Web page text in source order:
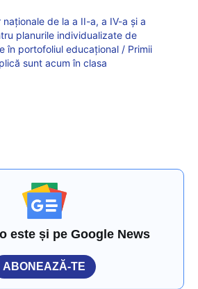
de la a II-a, a IV-a și a
planurile individualizate de
în portofoliul educațional / Primii
sunt acum în clasa
este și pe Google News
ABONEAZĂ-TE